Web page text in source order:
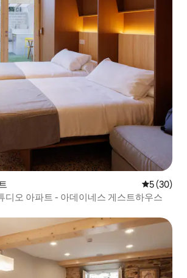
평점 5점(5
5 (30)
디오 아파트 - 아데이네스 게스트하우스